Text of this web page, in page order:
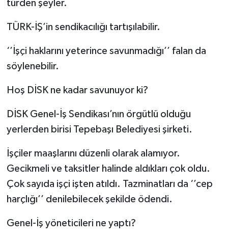
türden şeyler.
TÜRK-İŞ’in sendikacılığı tartışılabilir.
‘’İşçi haklarını yeterince savunmadığı’’ falan da
söylenebilir.
Hoş DİSK ne kadar savunuyor ki?
DİSK Genel-İş Sendikası’nın örgütlü olduğu
yerlerden birisi Tepebaşı Belediyesi şirketi.
İşçiler maaşlarını düzenli olarak alamıyor.
Gecikmeli ve taksitler halinde aldıkları çok oldu.
Çok sayıda işçi işten atıldı. Tazminatları da ‘’cep
harçlığı’’ denilebilecek şekilde ödendi.
Genel-İş yöneticileri ne yaptı?